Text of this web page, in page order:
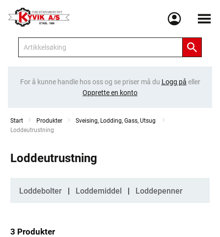
Meny
For å kunne handle hos oss og se priser må du Logg på eller
Opprette en konto
Start Produkter
Sveising, Lodding, Gass, Utsug
Current:
Loddeutrustning
Loddeutrustning
Kategorier
Loddebolter Loddemiddel Loddepenner
3 Produkter